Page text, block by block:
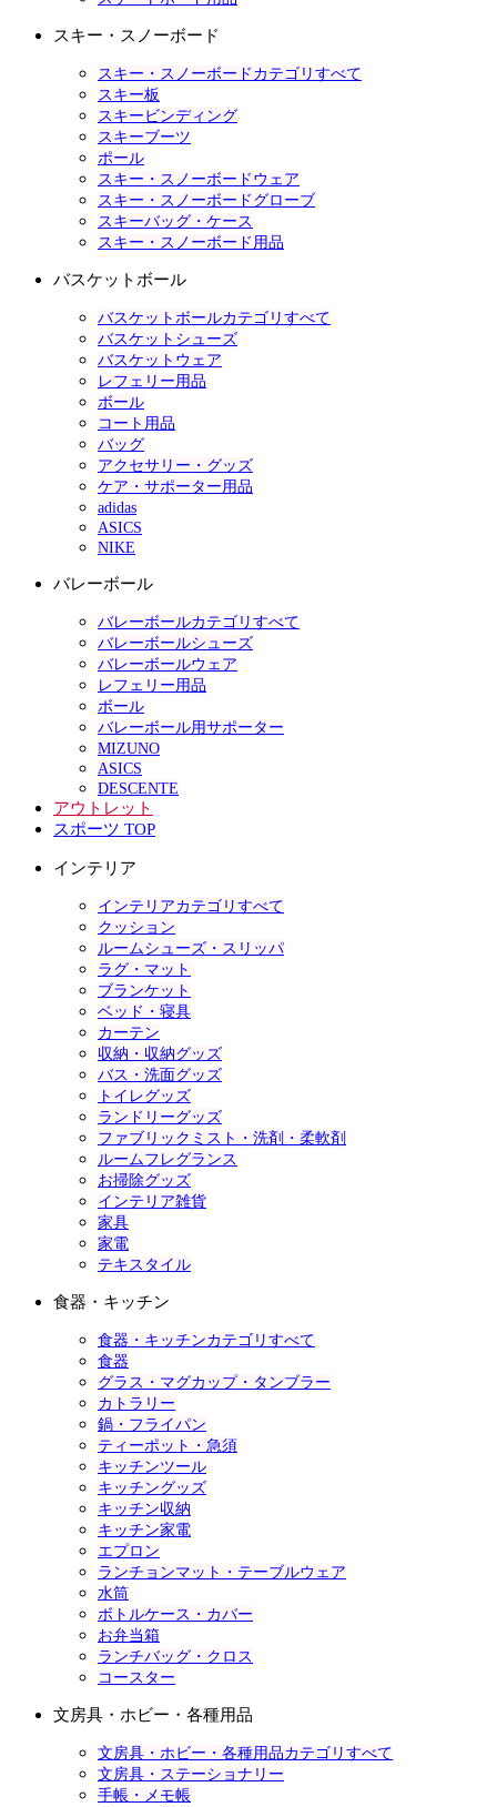
スキー・スノーボード
スキー・スノーボードカテゴリすべて
スキー板
スキービンディング
スキーブーツ
ポール
スキー・スノーボードウェア
スキー・スノーボードグローブ
スキーバッグ・ケース
スキー・スノーボード用品
バスケットボール
バスケットボールカテゴリすべて
バスケットシューズ
バスケットウェア
レフェリー用品
ボール
コート用品
バッグ
アクセサリー・グッズ
ケア・サポーター用品
adidas
ASICS
NIKE
バレーボール
バレーボールカテゴリすべて
バレーボールシューズ
バレーボールウェア
レフェリー用品
ボール
バレーボール用サポーター
MIZUNO
ASICS
DESCENTE
アウトレット
スポーツ TOP
インテリア
インテリアカテゴリすべて
クッション
ルームシューズ・スリッパ
ラグ・マット
ブランケット
ベッド・寝具
カーテン
収納・収納グッズ
バス・洗面グッズ
トイレグッズ
ランドリーグッズ
ファブリックミスト・洗剤・柔軟剤
ルームフレグランス
お掃除グッズ
インテリア雑貨
家具
家電
テキスタイル
食器・キッチン
食器・キッチンカテゴリすべて
食器
グラス・マグカップ・タンブラー
カトラリー
鍋・フライパン
ティーポット・急須
キッチンツール
キッチングッズ
キッチン収納
キッチン家電
エプロン
ランチョンマット・テーブルウェア
水筒
ボトルケース・カバー
お弁当箱
ランチバッグ・クロス
コースター
文房具・ホビー・各種用品
文房具・ホビー・各種用品カテゴリすべて
文房具・ステーショナリー
手帳・メモ帳